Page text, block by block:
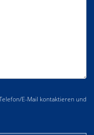
E-Mail kontaktieren und